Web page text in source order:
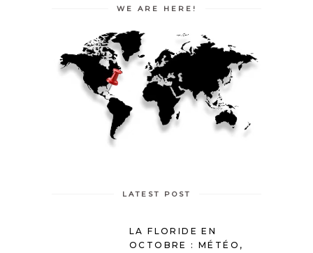
WE ARE HERE!
LATEST POST
LA FLORIDE EN
OCTOBRE : MÉTÉO,